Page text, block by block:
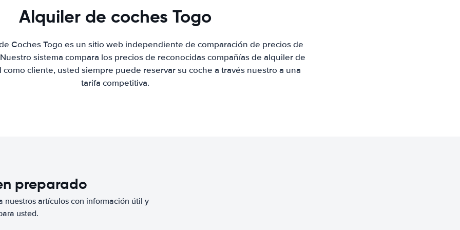
Alquiler de coches Togo
Coches Togo es un sitio web independiente de comparación de precios de
sistema compara los precios de reconocidas compañías de alquiler de
como cliente, usted siempre puede reservar su coche a través nuestro a una
tarifa competitiva.
preparado
nuestros artículos con información útil y
usted.